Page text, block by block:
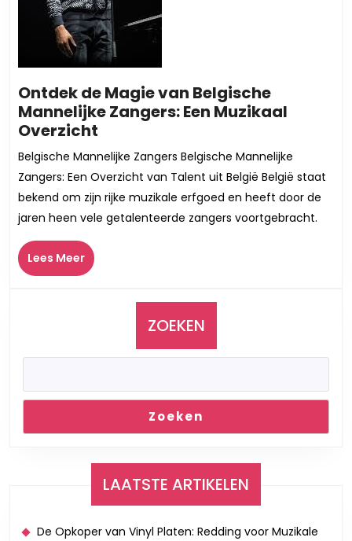
Ontdek de Magie van Belgische
Mannelijke Zangers: Een Muzikaal
Overzicht
de
Magie
van
Belgische
Mannelijke
Overzicht
Belgische Mannelijke Zangers Belgische Mannelijke
Zangers: Een Overzicht van Talent uit België België staat
bekend om zijn rijke muzikale erfgoed en heeft door de
jaren heen vele getalenteerde zangers voortgebracht.
Lees MeerLees
Meer
ZOEKEN
Zoeken
LAATSTE ARTIKELEN
De Opkoper van Vinyl Platen: Redding voor Muzikale